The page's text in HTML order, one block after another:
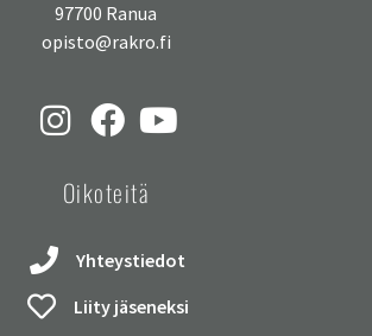
97700 Ranua
opisto@rakro.fi
Oikoteitä
Yhteystiedot
Liity jäseneksi